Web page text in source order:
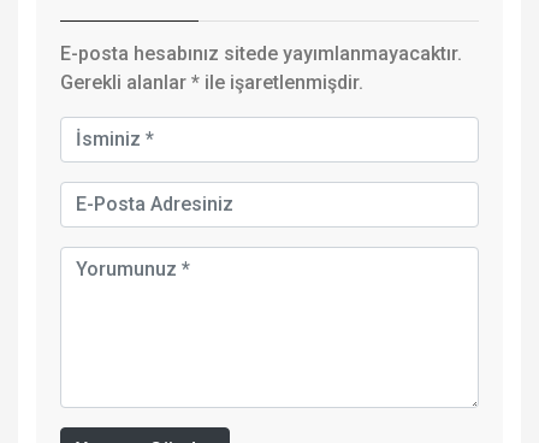
E-posta hesabınız sitede yayımlanmayacaktır.
Gerekli alanlar * ile işaretlenmişdir.